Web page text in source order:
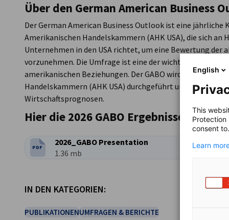
Über den German American Business
Der German American Business Outlook ist eine
Amerikanischen Handelskammern (AHK USA), die sich an
Unternehmen in den USA richtet, um eine Bewertung
vorzunehmen. Die Umfrage ist eine der wichtigsten
amerikanischen Beziehungen. Der GABO wird jährlich
Handelskammern (AHK USA) durchgeführt und befragt
Wirtschaftsprognosen.
Hier die 2026 GABO Ergebnisse
DATEITYP:
PDF
2026_GABO Presentation
Dateigröße:
1.36 mb
IN DEN KATEGORIEN:
PUBLIKATIONENUMFRAGEN & BERICHTE
English
This
Protection
consent to.
Learn